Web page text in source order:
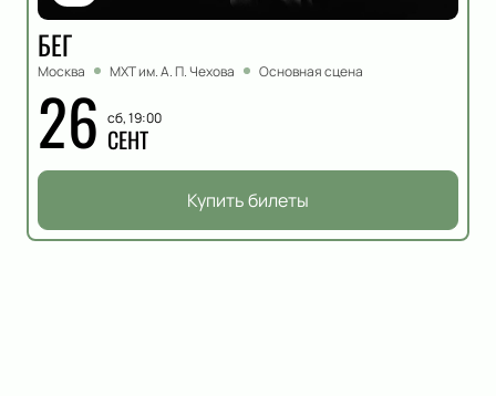
БЕГ
Москва МХТ им. А. П. Чехова Основная сцена
26 сб, 19:00
СЕНТ
Купить билеты